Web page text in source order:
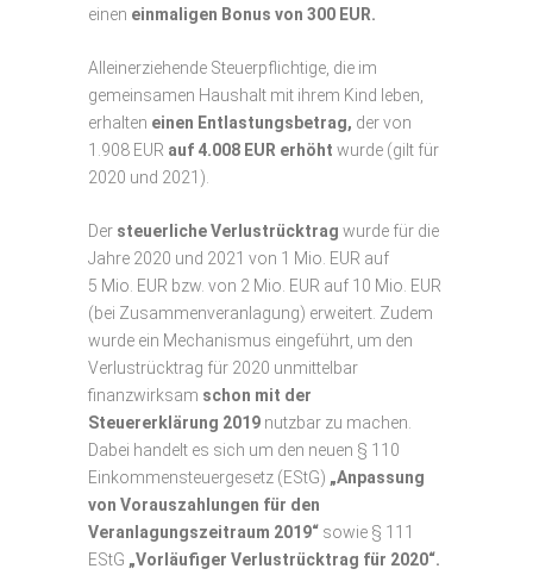
einen einmaligen Bonus von 300 EUR.
Alleinerziehende Steuerpflichtige, die im
gemeinsamen Haushalt mit ihrem Kind leben,
erhalten einen Entlastungsbetrag, der von
1.908 EUR auf 4.008 EUR erhöht wurde (gilt für
2020 und 2021).
Der steuerliche Verlustrücktrag wurde für die
Jahre 2020 und 2021 von 1 Mio. EUR auf
5 Mio. EUR bzw. von 2 Mio. EUR auf 10 Mio. EUR
(bei Zusammenveranlagung) erweitert. Zudem
wurde ein Mechanismus eingeführt, um den
Verlustrücktrag für 2020 unmittelbar
finanzwirksam schon mit der
Steuererklärung 2019 nutzbar zu machen.
Dabei handelt es sich um den neuen § 110
Einkommensteuergesetz (EStG) „Anpassung
von Vorauszahlungen für den
Veranlagungszeitraum 2019“ sowie § 111
EStG „Vorläufiger Verlustrücktrag für 2020“.